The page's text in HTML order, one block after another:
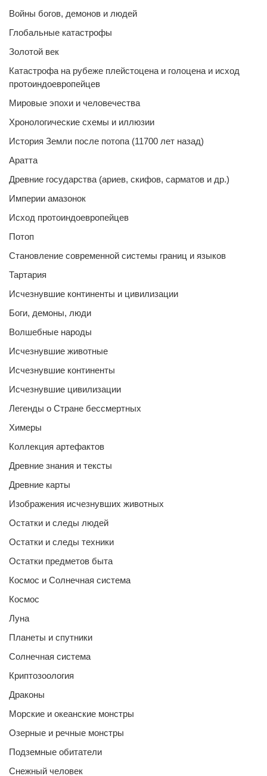
Войны богов, демонов и людей
Глобальные катастрофы
Золотой век
Катастрофа на рубеже плейстоцена и голоцена и исход
протоиндоевропейцев
Мировые эпохи и человечества
Хронологические схемы и иллюзии
История Земли после потопа (11700 лет назад)
Аратта
Древние государства (ариев, скифов, сарматов и др.)
Империи амазонок
Исход протоиндоевропейцев
Потоп
Становление современной системы границ и языков
Тартария
Исчезнувшие континенты и цивилизации
Боги, демоны, люди
Волшебные народы
Исчезнувшие животные
Исчезнувшие континенты
Исчезнувшие цивилизации
Легенды о Стране бессмертных
Химеры
Коллекция артефактов
Древние знания и тексты
Древние карты
Изображения исчезнувших животных
Остатки и следы людей
Остатки и следы техники
Остатки предметов быта
Космос и Солнечная система
Космос
Луна
Планеты и спутники
Солнечная система
Криптозоология
Драконы
Морские и океанские монстры
Озерные и речные монстры
Подземные обитатели
Снежный человек